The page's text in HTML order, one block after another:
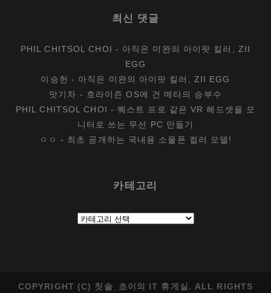
최신 댓글
PHIL CHITSOL CHOI - 아직은 미완의 아이팟 킬러, ZII
EGG
이승헌 - 아직은 미완의 아이팟 킬러, ZII EGG
맛기차 - 호라이즌 OS에 건 메타의 승부수
PHIL CHITSOL CHOI -퀘스트 프로 같은 VR 헤드셋을 모
니터로 쓰는 무선 PC 만들기
ㅇㅇ - 최초 공개하는 국내용 소울폰 컬러 모델!
카테고리
테
COPYRIGHT (C) 칫솔_초이의 IT 휴게실. ALL RIGHTS